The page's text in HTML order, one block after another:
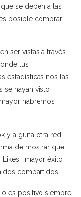
se deben a las
posible comprar
ser vistas a través
tus
estadísticas nos las
se hayan visto
habremos
y alguna otra red
de mostrar que
mayor éxito
compartidos.
es positivo siempre